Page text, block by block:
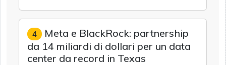
4 Meta e BlackRock: partnership
da 14 miliardi di dollari per un data
center da record in Texas